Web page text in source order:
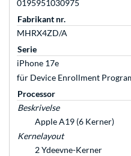
0195951030975
Fabrikant nr.
MHRX4ZD/A
Serie
iPhone 17e
für Device Enrollment
Processor
Beskrivelse
Apple A19 (6 Kerner)
Kernelayout
2 Ydeevne-Kerner